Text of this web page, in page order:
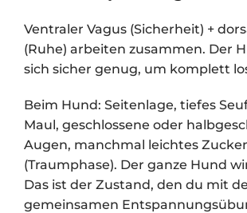
Ventraler Vagus (Sicherheit) +
(Ruhe) arbeiten zusammen. Der
sich sicher genug, um komplett
Beim Hund: Seitenlage, tiefes
Maul, geschlossene oder
Augen, manchmal leichtes
(Traumphase). Der ganze Hund
Das ist der Zustand, den du mit
gemeinsamen